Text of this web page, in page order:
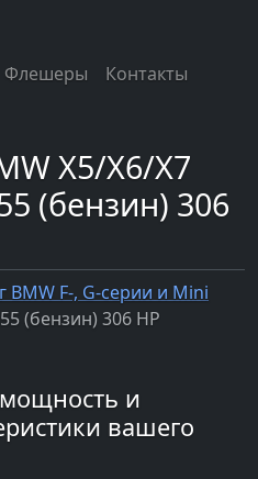
Флешеры Контакты
X5/X6/X7
(бензин) 306
BMW F-, G-серии и Mini
(бензин) 306 HP
и
вашего